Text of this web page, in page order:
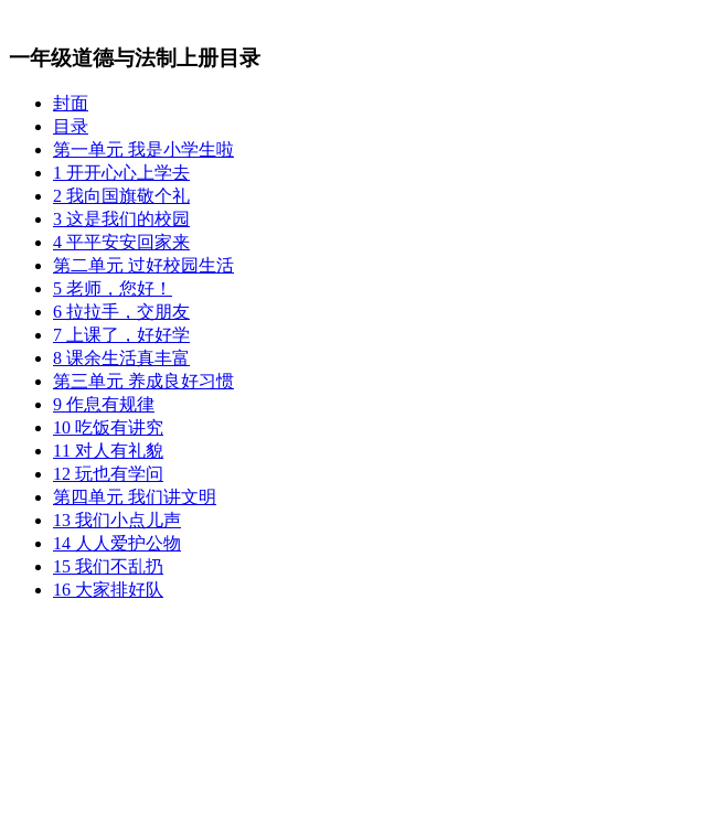
一年级道德与法制上册目录
封面
目录
第一单元 我是小学生啦
1 开开心心上学去
2 我向国旗敬个礼
3 这是我们的校园
4 平平安安回家来
第二单元 过好校园生活
5 老师，您好！
6 拉拉手，交朋友
7 上课了，好好学
8 课余生活真丰富
第三单元 养成良好习惯
9 作息有规律
10 吃饭有讲究
11 对人有礼貌
12 玩也有学问
第四单元 我们讲文明
13 我们小点儿声
14 人人爱护公物
15 我们不乱扔
16 大家排好队